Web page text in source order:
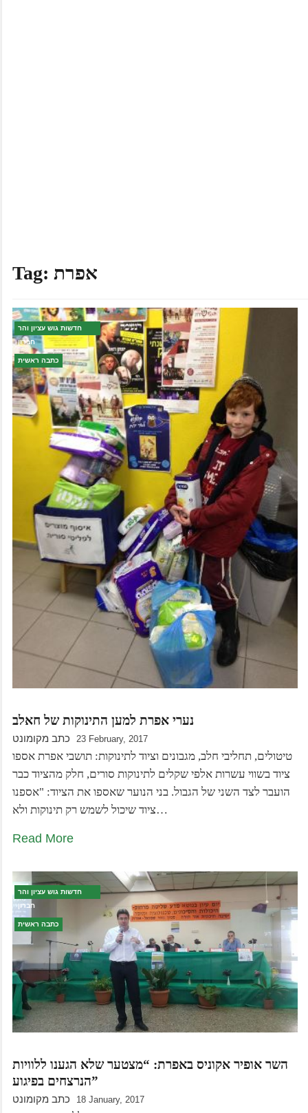
Tag: אפרת
חדשות גוש עציון והר
חברון
כתבה ראשית
נערי אפרת למען התינוקות של חאלב
כתב מקומונט 23 February, 2017
טיטולים, תחליבי חלב, מגבונים וציוד לתינוקות: תושבי אפרת אספו
ציוד בשווי עשרות אלפי שקלים לתינוקות סורים, חלק מהציוד כבר
הועבר לצד השני של הגבול. בני הנוער שאספו את הציוד: "אספנו
ציוד שיכול לשמש רק תינוקות ולא…
Read More
חדשות גוש עציון והר
חברון
כתבה ראשית
השר אופיר אקוניס באפרת: “מצטער שלא הגענו ללוויות
הנרצחים בפיגוע”
כתב מקומונט 18 January, 2017